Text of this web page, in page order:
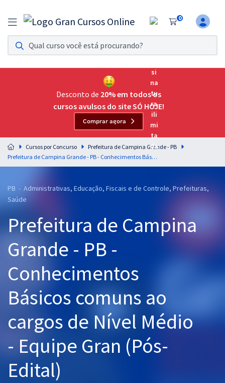
0
Assinatura Ilimitada 11
Acesso a todos os cursos. Teste grátis por 7 dias!
Assinatura OAB Até Passar
Acesso ilimitado a toda preparação para o Exame da
Residências Multiprofissionais
Preparação completa e intensiva para as principais
residências em saúde do Brasil
Assinatura Ilimitada
Graduação
OAB
Mentorias
Questões grátis
Conteúdo gratuito
Blog
Desconto de 20% em todos os
cursos avulsos do site SÓ HOJE!
Comprar agora
Cursos por Concurso
Prefeitura de Campina Grande - PB
Prefeitura de Campina Grande - PB - Conhecimentos Básicos comuns ao cargos de Nível Médio - Equipe Gran (Pós-Edital)
PB - Administrativas, Educação, Fiscais e de Controle, Prefeituras,
Saúde
Prefeitura de Campina
Grande - PB -
Conhecimentos
Básicos comuns ao
cargos de Nível Médio
- Equipe Gran (Pós-
Edital)